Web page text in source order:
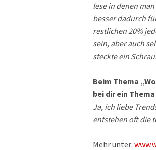
lese in denen
besser dadurch
restlichen 20%
sein, aber auch
steckte ein
Beim Thema
bei dir ein
Ja, ich liebe
entstehen oft die
Mehr unter: